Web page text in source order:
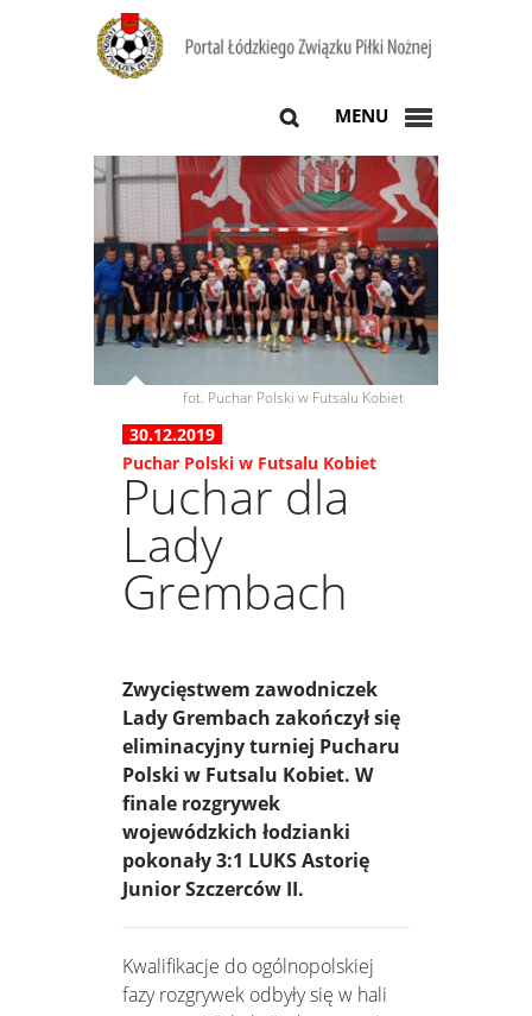
MENU
fot. Puchar Polski w Futsalu Kobiet
30.12.2019
Puchar Polski w Futsalu Kobiet
Puchar dla
Lady
Grembach
Zwycięstwem zawodniczek
Lady Grembach zakończył się
eliminacyjny turniej Pucharu
Polski w Futsalu Kobiet. W
finale rozgrywek
wojewódzkich łodzianki
pokonały 3:1 LUKS Astorię
Junior Szczerców II.
Kwalifikacje do ogólnopolskiej
fazy rozgrywek odbyły się w hali